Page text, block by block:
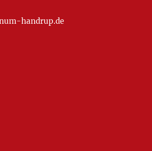
handrup.de